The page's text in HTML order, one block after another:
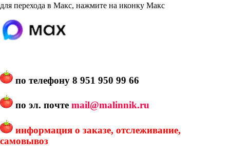
для перехода в Макс, нажмите на иконку Макс
по телефону 8 951 950 99 66
по эл. почте mail@malinnik.ru
информация о заказе, отслеживание,
самовывоз